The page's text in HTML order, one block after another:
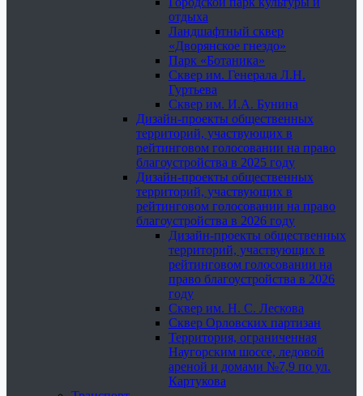
отдыха
Ландшафтный сквер
«Дворянское гнездо»
Парк «Ботаника»
Сквер им. Генерала Л.Н.
Гуртьева
Сквер им. И.А. Бунина
Дизайн-проекты общественных
территорий, участвующих в
рейтинговом голосовании на право
благоустройства в 2025 году
Дизайн-проекты общественных
территорий, участвующих в
рейтинговом голосовании на право
благоустройства в 2026 году
Дизайн-проекты общественных
территорий, участвующих в
рейтинговом голосовании на
право благоустройства в 2026
году
Сквер им. Н. С. Лескова
Сквер Орловских партизан
Территория, ограниченная
Наугорским шоссе, ледовой
ареной и домами №7,9 по ул.
Картукова